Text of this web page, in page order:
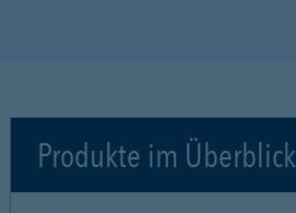
Produkte im Überblick